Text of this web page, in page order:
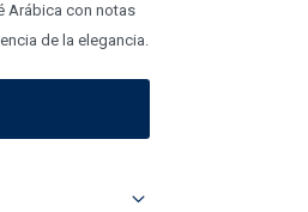
Arábica con notas
de la elegancia.